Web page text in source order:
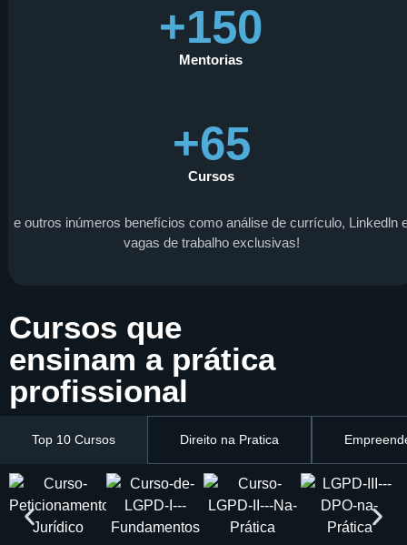
+150
Mentorias
+65
Cursos
e outros inúmeros benefícios como análise de currículo, Linkedln
vagas de trabalho exclusivas!
Cursos que
ensinam a prática
profissional
Top 10 Cursos Direito na Pratica